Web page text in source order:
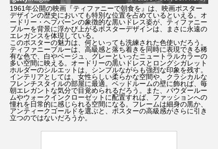
フレンズ ペドロ・パスカル
マーティ・シュプリーム 世界をつかめ
マイ・インターン マイキー・マディソン
マシュー・マコノヒー マレフィセント
ミッション：インポッシブル
ミリー・ボビー・ブラウン
1961年公開の映画『ティファニーで朝食を』は、映画ポスター
デザインの歴史においても特別な位置を占めているといえる。オ
ードリー・ヘプバーンの象徴的な黒いドレス姿が、ティファニー
ブルーを背景に浮かび上がるポスターデザインは、まさに永遠の
エレガンスを体現している。
このポスターの魅力は、何といっても洗練された色使いだろう。
ティファニーブルーは、高級感と落ち着きを同時に表現できる稀
有な色で、白やベージュ、グレーといったニュートラルカラーの
多い空間に映える。オードリーの黒いドレスとロングシガレット
ホルダーのシルエットは、シンプルながらも強烈な印象を残す。
インテリアとしては、女性らしい柔らかな空間や、クラシカルな
フレンチスタイルの部屋に最適。ベッドルームの壁に飾れば、毎
朝エレガントな気分で目覚められるだろう。また、パウダールー
ムやウォークインクローゼットに配置すれば、ファッションへの
憧れを日常的に感じられる空間になる。フレームは細身の黒か、
アンティークゴールドを選ぶと、ポスターの高級感がさらに引き
立つのではないだろうか。